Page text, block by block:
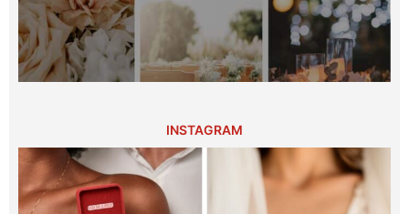
INSTAGRAM